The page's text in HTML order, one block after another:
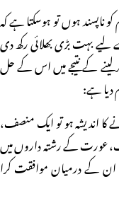
ناپسند ہوں تو ہوسکتا ہے کہ
لیے بہت بڑی بھلائی رکھ دی
کے نتیجے میں اس کے حل
دیا ہے:
کا اندیشہ ہو تو ایک منصف،
عورت کے رشتہ داروں میں
ان کے درمیان موافقت کرا